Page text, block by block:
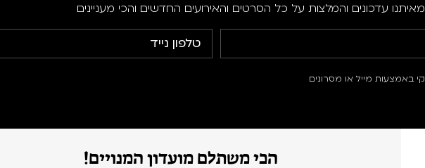
עדכונים והמלצות על כל הסרטים והאירועים החדשים והכי מעניינים
באמצעות מייל או מסרונים
הכי משתלם מועדון המנויים!